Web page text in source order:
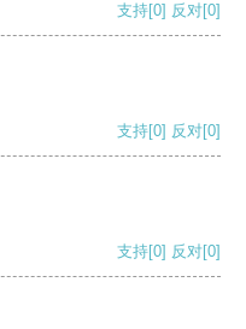
支持[0] 反对[0]
支持[0] 反对[0]
支持[0] 反对[0]